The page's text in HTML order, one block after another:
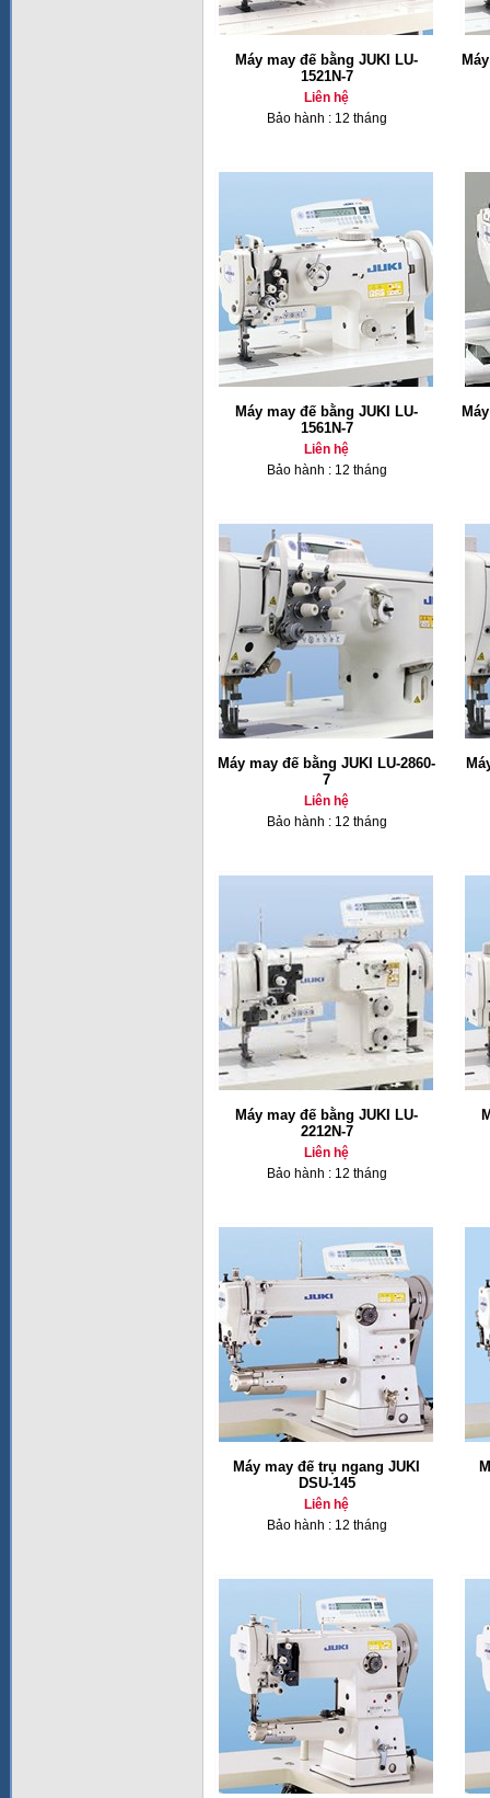
Máy may đế bằng JUKI LU-
1521N-7
Liên hệ
Bảo hành : 12 tháng
Máy may đế bằng JUKI LU-
1561N-7
Liên hệ
Bảo hành : 12 tháng
Máy may đế bằng JUKI LU-2860-
7
Liên hệ
Bảo hành : 12 tháng
Máy may đế bằng JUKI LU-
2212N-7
Liên hệ
Bảo hành : 12 tháng
Máy may đế trụ ngang JUKI
DSU-145
Liên hệ
Bảo hành : 12 tháng